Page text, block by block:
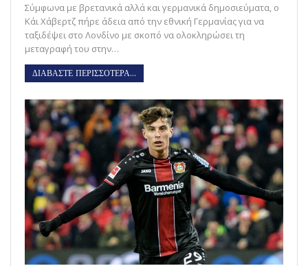
Σύμφωνα με βρετανικά αλλά και γερμανικά δημοσιεύματα, ο
Κάι Χάβερτζ πήρε άδεια από την εθνική Γερμανίας για να
ταξιδέψει στο Λονδίνο με σκοπό να ολοκληρώσει τη
μεταγραφή του στην…
ΔΙΑΒΑΣΤΕ ΠΕΡΙΣΣΟΤΕΡΑ...